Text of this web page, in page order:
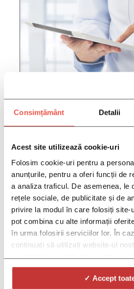
Consimțământ Detalii
Acest site utilizează cookie-uri
Folosim cookie-uri pentru a
anunțurile, pentru a oferi funcții de
a analiza traficul. De asemenea, le
rețele sociale, de publicitate și de
privire la modul în care folosiți site-
pot combina cu alte informații
în urma folosirii serviciilor lor. În
continuați să utilizați website-ul
cu utilizarea modulelor noastre
✓ Accept
COMPLETAȚI INFORMAȚIILE
*CAMPURILE DE MAI JOS SUNT
OBLIGATORII DACA DORITI SA VA
*Gen:
consimtamantul pentru